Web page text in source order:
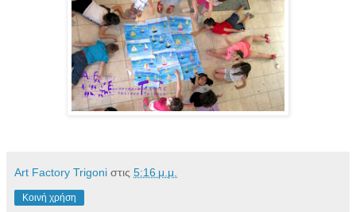
Art Factory Trigoni στις 5:16 μ.μ.
Κοινή χρήση